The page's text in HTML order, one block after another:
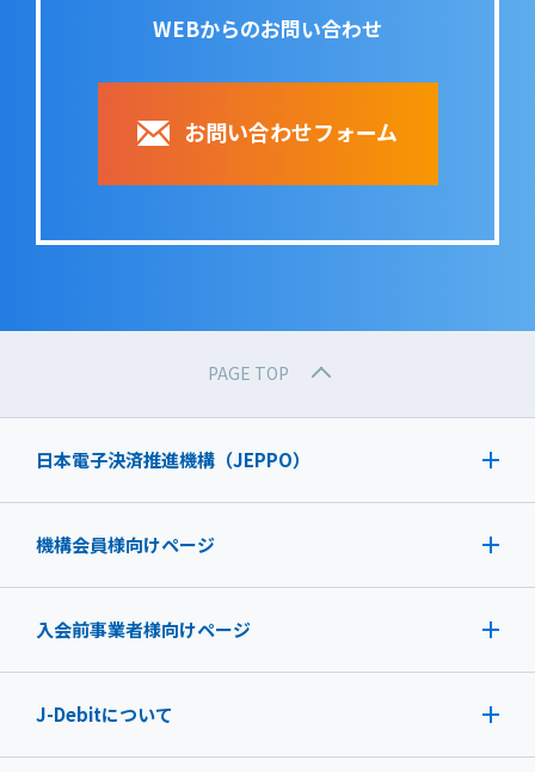
WEBからのお問い合わせ
お問い合わせフォーム
PAGE TOP
日本電子決済推進機構（JEPPO）
機構会員様向けページ
入会前事業者様向けページ
J-Debitについて